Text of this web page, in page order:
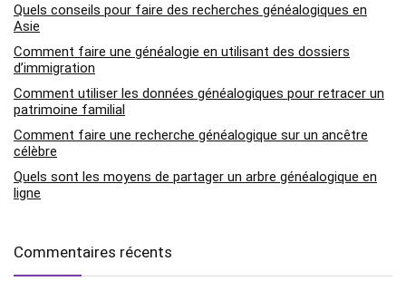
Quels conseils pour faire des recherches généalogiques en
Asie
Comment faire une généalogie en utilisant des dossiers
d’immigration
Comment utiliser les données généalogiques pour retracer un
patrimoine familial
Comment faire une recherche généalogique sur un ancêtre
célèbre
Quels sont les moyens de partager un arbre généalogique en
ligne
Commentaires récents